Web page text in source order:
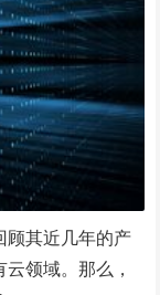
顾其近几年的产
领域。那么，